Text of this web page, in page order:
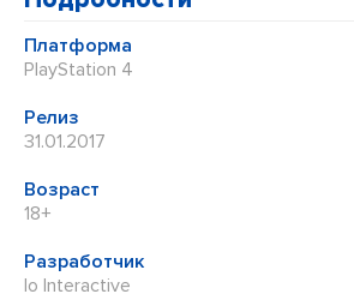
Платформа
PlayStation 4
Релиз
31.01.2017
Возраст
18+
Разработчик
Io Interactive